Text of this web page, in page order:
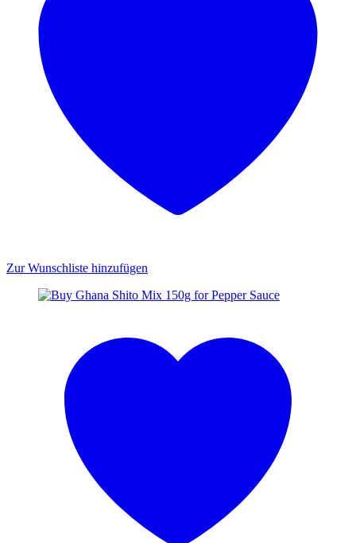
Zur Wunschliste hinzufügen